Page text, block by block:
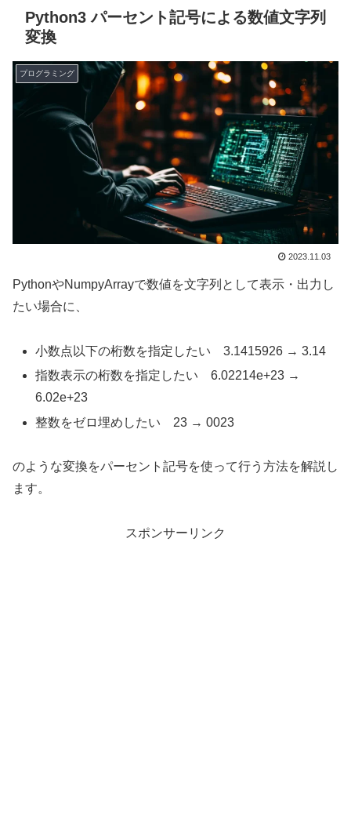
Python3 パーセント記号による数値文字列
変換
プログラミング
2023.11.03
PythonやNumpyArrayで数値を文字列として表示・出力し
たい場合に、
小数点以下の桁数を指定したい 3.1415926 → 3.14
指数表示の桁数を指定したい 6.02214e+23 →
6.02e+23
整数をゼロ埋めしたい 23 → 0023
のような変換をパーセント記号を使って行う方法を解説し
ます。
スポンサーリンク